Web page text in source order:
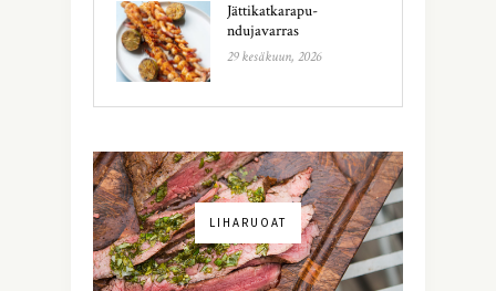
Jättikatkarapu-
ndujavarras
29 kesäkuun, 2026
LIHARUOAT